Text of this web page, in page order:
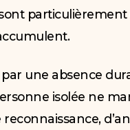
particulièrement
une absence
isolée ne